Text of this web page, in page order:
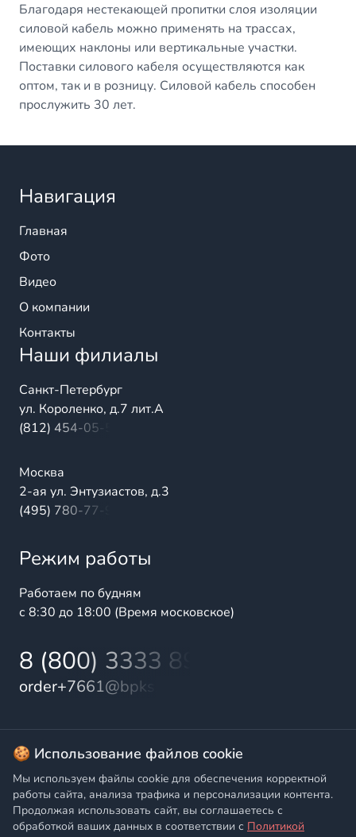
Благодаря нестекающей пропитки слоя изоляции
силовой кабель можно применять на трассах,
имеющих наклоны или вертикальные участки.
Поставки силового кабеля осуществляются как
оптом, так и в розницу. Силовой кабель способен
прослужить 30 лет.
Навигация
Главная
Фото
Видео
О компании
Контакты
Наши филиалы
Санкт-Петербург
ул. Короленко, д.7 лит.А
(812) 454-05-54
Москва
2-ая ул. Энтузиастов, д.3
(495) 780-77-98
Режим работы
Работаем по будням
с 8:30 до 18:00 (Время московское)
8 (800) 3333 899
order+7661@bpks.ru
© 2025 БалтПромКомплект — комплексные поставки
высококачественной продукции промышленного и
бытового назначения
Политика конфиденциальности,Согласие на обработку
🍪 Использование файлов cookie
Мы используем файлы cookie для обеспечения корректной
работы сайта, анализа трафика и персонализации контента.
Продолжая использовать сайт, вы соглашаетесь с
обработкой ваших данных в соответствии с Политикой